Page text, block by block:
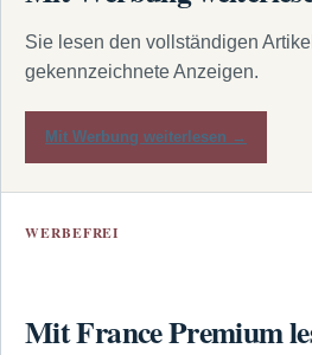
Sie lesen den vollständigen
gekennzeichnete Anzeigen.
Mit Werbung weiterlesen →
WERBEFREI
Mit France Premium